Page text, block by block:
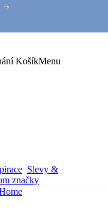
→
KošíkMenu
Slevy &
značky